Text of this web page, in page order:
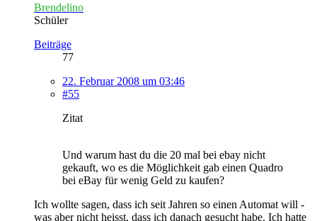
Brendelino
Schüler
Beiträge
77
22. Februar 2008 um 03:46
#55
Zitat
Und warum hast du die 20 mal bei ebay nicht
gekauft, wo es die Möglichkeit gab einen Quadro
bei eBay für wenig Geld zu kaufen?
Ich wollte sagen, dass ich seit Jahren so einen Automat will -
was aber nicht heisst, dass ich danach gesucht habe. Ich hatte